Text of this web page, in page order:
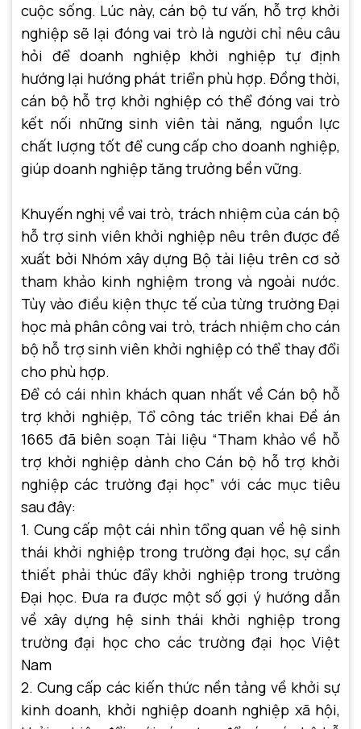
cuộc sống. Lúc này, cán bộ tư vấn, hỗ trợ khởi
nghiệp sẽ lại đóng vai trò là người chỉ nêu câu
hỏi để doanh nghiệp khởi nghiệp tự định
hướng lại hướng phát triển phù hợp. Đồng thời,
cán bộ hỗ trợ khởi nghiệp có thể đóng vai trò
kết nối những sinh viên tài năng, nguồn lực
chất lượng tốt để cung cấp cho doanh nghiệp,
giúp doanh nghiệp tăng trưởng bền vững.
Khuyến nghị về vai trò, trách nhiệm của cán bộ
hỗ trợ sinh viên khởi nghiệp nêu trên được đề
xuất bởi Nhóm xây dựng Bộ tài liệu trên cơ sở
tham khảo kinh nghiệm trong và ngoài nước.
Tùy vào điều kiện thực tế của từng trường Đại
học mà phân công vai trò, trách nhiệm cho cán
bộ hỗ trợ sinh viên khởi nghiệp có thể thay đổi
cho phù hợp.
Để có cái nhìn khách quan nhất về Cán bộ hỗ
trợ khởi nghiệp, Tổ công tác triển khai Đề án
1665 đã biên soạn Tài liệu “Tham khảo về hỗ
trợ khởi nghiệp dành cho Cán bộ hỗ trợ khởi
nghiệp các trường đại học” với các mục tiêu
sau đây:
1. Cung cấp một cái nhìn tổng quan về hệ sinh
thái khởi nghiệp trong trường đại học, sự cần
thiết phải thúc đẩy khởi nghiệp trong trường
Đại học. Đưa ra được một số gợi ý hướng dẫn
về xây dựng hệ sinh thái khởi nghiệp trong
trường đại học cho các trường đại học Việt
Nam
2. Cung cấp các kiến thức nền tảng về khởi sự
kinh doanh, khởi nghiệp doanh nghiệp xã hội,